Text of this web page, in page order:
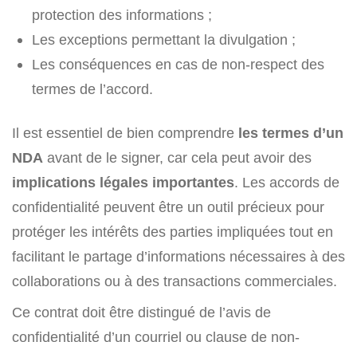
protection des informations ;
Les exceptions permettant la divulgation ;
Les conséquences en cas de non-respect des
termes de l’accord.
Il est essentiel de bien comprendre les termes d’un
NDA avant de le signer, car cela peut avoir des
implications légales importantes. Les accords de
confidentialité peuvent être un outil précieux pour
protéger les intérêts des parties impliquées tout en
facilitant le partage d’informations nécessaires à des
collaborations ou à des transactions commerciales.
Ce contrat doit être distingué de l’avis de
confidentialité d’un courriel ou clause de non-